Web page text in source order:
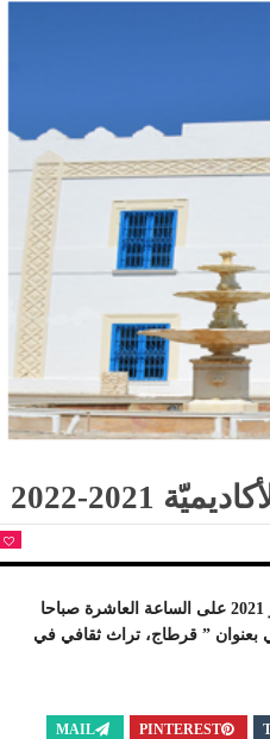
2022
ينظّم المجمع التونسي للعلوم والآداب والفنون “بيت الحكمة” يوم السبت 2 أكتوبر 2021 على الساعة العاشرة صباحا
الأستاذ عبد المجيد النابلي بعنوان ” قرطاج، تراث ثقافي في
PINTEREST
MAIL